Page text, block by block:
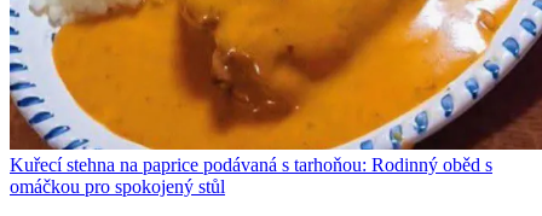
Kuřecí stehna na paprice podávaná s tarhoňou: Rodinný oběd s
omáčkou pro spokojený stůl